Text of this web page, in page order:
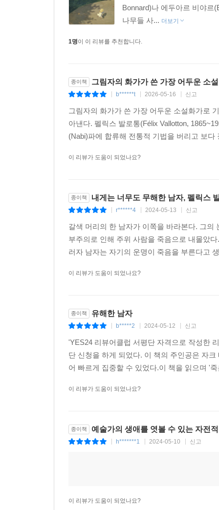
Bonnard)나 에두아르 비야르
나무들 사... 더보기
1명이 이 리뷰를 추천합니다.
종이책 그림자의 화가가 쓴 가장 어두운 소설
b******t 2026-05-16 신고
그림자의 화가가 쓴 가장 어두운 소설화가로
아낸다. 펠릭스 발로통(Félix Vallotton,
(Nabi)파에 합류해 전통적 기법을 버리고 보
이 리뷰가 도움이 되었나요?
종이책 내게는 너무도 무해한 남자, 펠릭스
r******4 2024-05-13 신고
갈색 머리의 한 남자가 이쪽을 바라본다. 그
부주의로 인해 주위 사람을 죽음으로 내몰았
러자 남자는 자기의 운명이 죽음을 부른다고
이 리뷰가 도움이 되었나요?
종이책 유해한 남자
b*****2 2024-05-12 신고
'YES24 리뷰어클럽 서평단 자격으로 작성한
단 신청을 하게 되었다. 이 책의 주인공은 자
어 빠르게 집중할 수 있었다.이 책을 읽으며 '
이 리뷰가 도움이 되었나요?
종이책 예술가의 생애를 엿볼 수 있는 자전
h*******1 2024-05-10 신고
이 리뷰가 도움이 되었나요?